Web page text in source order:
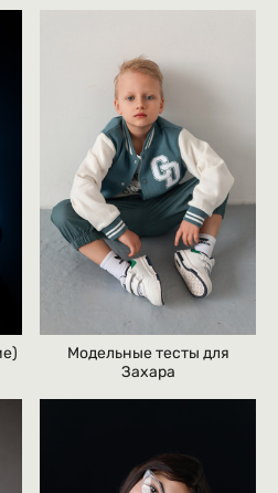
Модельные тесты для
Захара